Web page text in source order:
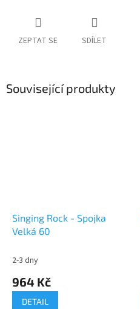
ZEPTAT SE SDÍLET
Související produkty
Singing Rock - Spojka
Velká 60
2-3 dny
964 Kč
DETAIL